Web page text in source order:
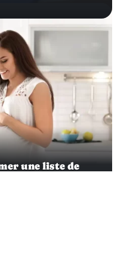
une liste de